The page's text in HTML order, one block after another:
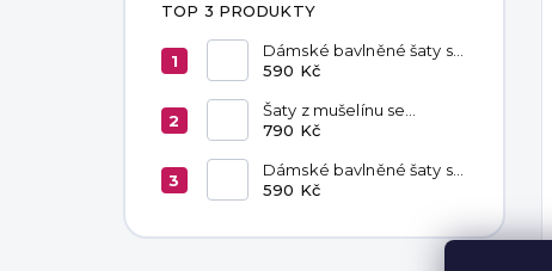
TOP 3 PRODUKTY
Dámské bavlněné šaty s
kapsami Chocolate
590 Kč
Šaty z mušelínu se
zavazováním v pase
790 Kč
Dámské bavlněné šaty s
kapsami Black
590 Kč